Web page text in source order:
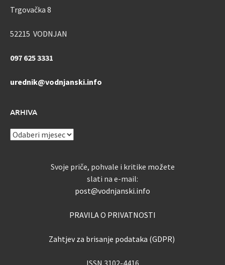
Trgovačka 8
52215 VODNJAN
097 625 3331
urednik@vodnjanski.info
ARHIVA
ARHIVA
Svoje priče, pohvale i kritike možete
slati na e-mail:
post@vodnjanski.info
PRAVILA O PRIVATNOSTI
Zahtjev za brisanje podataka (GDPR)